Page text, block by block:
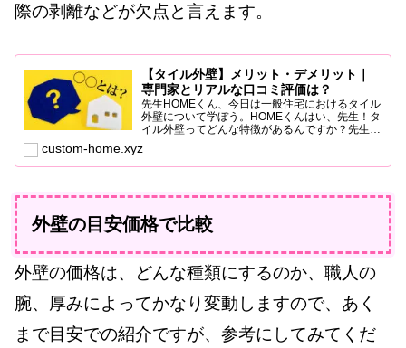
際の剥離などが欠点と言えます。
【タイル外壁】メリット・デメリット｜
専門家とリアルな口コミ評価は？
先生HOMEくん、今日は一般住宅におけるタイル
外壁について学ぼう。HOMEくんはい、先生！タ
イル外壁ってどんな特徴があるんですか？先生タ
だ。耐水性や耐火性にも優れていて、長期間その
美しさを保つこと...
custom-home.xyz
外壁の目安価格で比較
外壁の価格は、どんな種類にするのか、職人の
腕、厚みによってかなり変動しますので、あく
まで目安での紹介ですが、参考にしてみてくだ